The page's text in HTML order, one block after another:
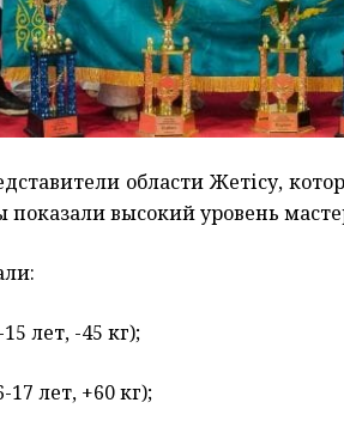
области Жетісу,
высокий уровень
лет, -45 кг);
лет, +60 кг);